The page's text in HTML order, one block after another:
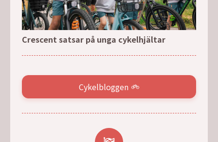
Crescent satsar på unga cykelhjältar
Cykelbloggen